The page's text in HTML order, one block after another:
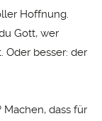
Hoffnung.
Gott, wer
Oder besser: der
dass für